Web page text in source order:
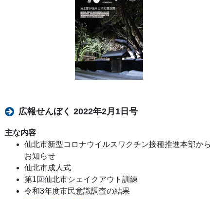
広報せんぼく 2022年2月1日号
主な内容
仙北市新型コロナウイルスワクチン接種推進本部から
お知らせ
仙北市成人式
第1回仙北市シェイクアウト訓練
令和3年度市民意識調査の結果